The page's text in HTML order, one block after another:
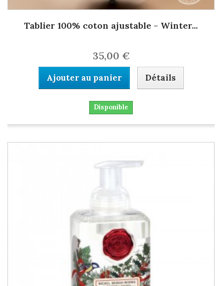
Tablier 100% coton ajustable - Winter...
35,00 €
Ajouter au panier Détails
Disponible